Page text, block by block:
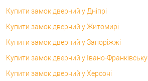
Купити замок дверний у Дніпрі
Купити замок дверний у Житомирі
Купити замок дверний у Запоріжжі
Купити замок дверний у Івано-Франківську
Купити замок дверний у Херсоні